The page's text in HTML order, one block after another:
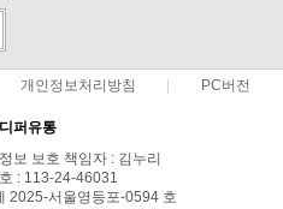
개인정보처리방침 PC버전
퍼유통
보 보호 책임자 : 김누리
: 113-24-46031
2025-서울영등포-0594 호